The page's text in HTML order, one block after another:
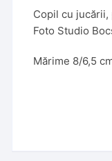
Copil cu jucării,
Foto Studio
Mărime 8/6,5